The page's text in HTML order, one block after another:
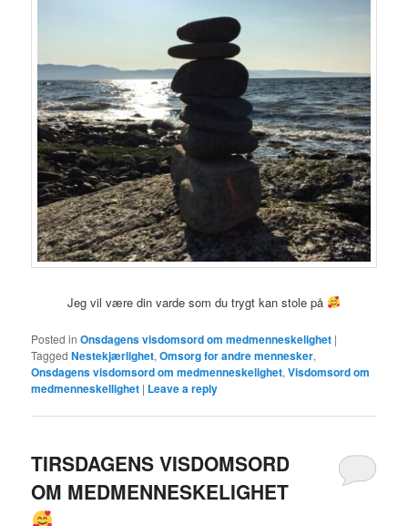
Jeg vil være din varde som du trygt kan stole på
Posted in Onsdagens visdomsord om medmenneskelighet |
Tagged Nestekjærlighet,Omsorg for andre mennesker,
Onsdagens visdomsord om medmenneskelighet,Visdomsord om
medmenneskellighet | Leave a reply
TIRSDAGENS VISDOMSORD
OM MEDMENNESKELIGHET